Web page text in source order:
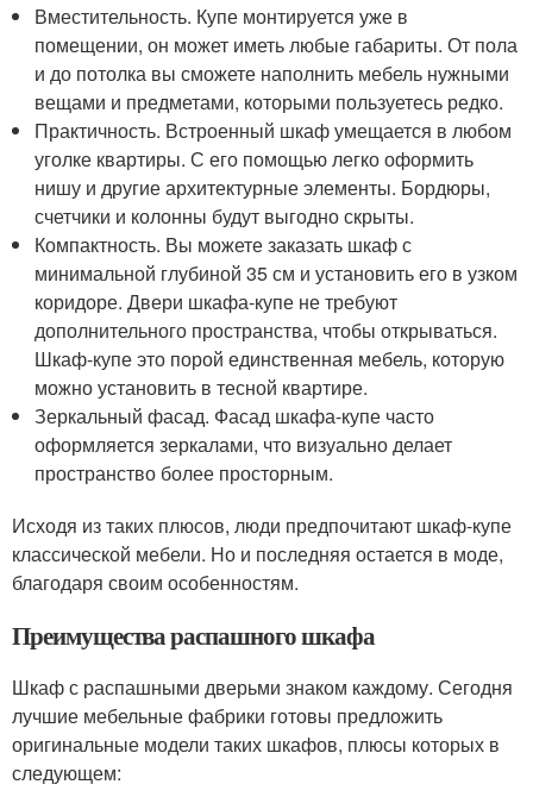
Вместительность. Купе монтируется уже в
помещении, он может иметь любые габариты. От пола
и до потолка вы сможете наполнить мебель нужными
вещами и предметами, которыми пользуетесь редко.
Практичность. Встроенный шкаф умещается в любом
уголке квартиры. С его помощью легко оформить
нишу и другие архитектурные элементы. Бордюры,
счетчики и колонны будут выгодно скрыты.
Компактность. Вы можете заказать шкаф с
минимальной глубиной 35 см и установить его в узком
коридоре. Двери шкафа-купе не требуют
дополнительного пространства, чтобы открываться.
Шкаф-купе это порой единственная мебель, которую
можно установить в тесной квартире.
Зеркальный фасад. Фасад шкафа-купе часто
оформляется зеркалами, что визуально делает
пространство более просторным.
Исходя из таких плюсов, люди предпочитают шкаф-купе
классической мебели. Но и последняя остается в моде,
благодаря своим особенностям.
Преимущества распашного шкафа
Шкаф с распашными дверьми знаком каждому. Сегодня
лучшие мебельные фабрики готовы предложить
оригинальные модели таких шкафов, плюсы которых в
следующем: